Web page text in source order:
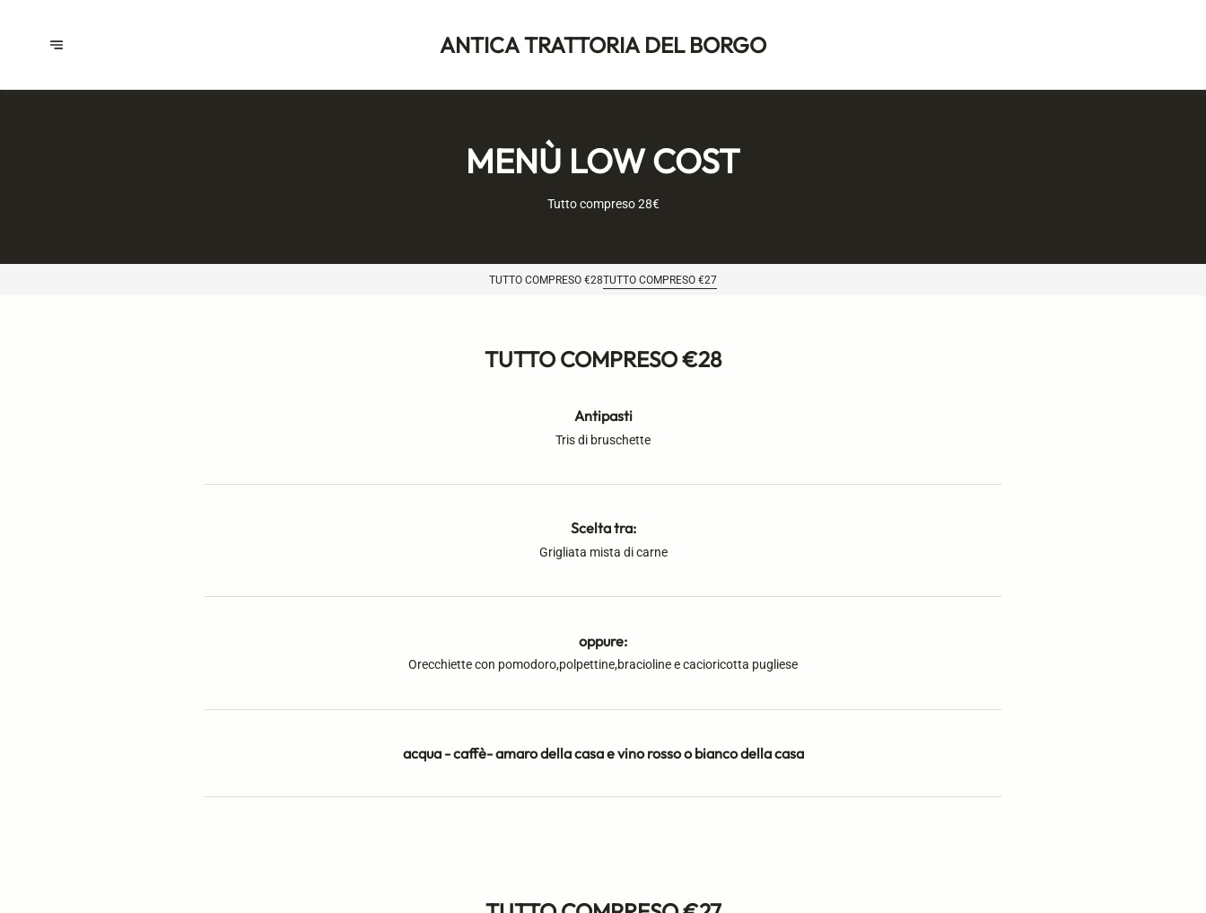
ANTICA TRATTORIA DEL BORGO
MENÙ LOW COST
Tutto compreso 28€
TUTTO COMPRESO €28TUTTO COMPRESO €27
TUTTO COMPRESO €28
Antipasti
Tris di bruschette
Scelta tra:
Grigliata mista di carne
oppure:
Orecchiette con pomodoro,polpettine,bracioline e cacioricotta pugliese
acqua - caffè- amaro della casa e vino rosso o bianco della casa